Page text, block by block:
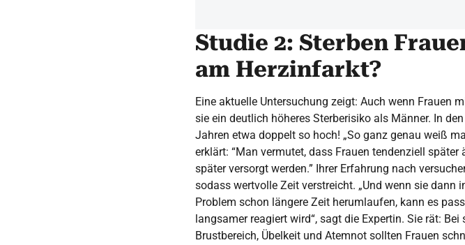
Studie 2: Sterben
am Herzinfarkt?
Eine aktuelle Untersuchung zeigt: Auch wenn Frauen
sie ein deutlich höheres Sterberisiko als Männer. In
Jahren etwa doppelt so hoch! „So ganz genau weiß
erklärt: “Man vermutet, dass Frauen tendenziell
später versorgt werden.” Ihrer Erfahrung nach
sodass wertvolle Zeit verstreicht. „Und wenn sie
Problem schon längere Zeit herumlaufen, kann es
langsamer reagiert wird“, sagt die Expertin. Sie rät:
Brustbereich, Übelkeit und Atemnot sollten Frauen